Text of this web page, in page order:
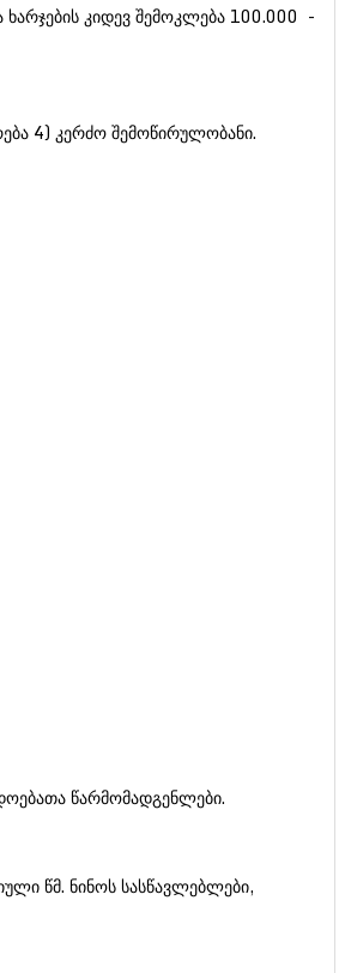
კიდევ შემოკლება 100.000 -
4) კერძო შემოწირულობანი.
წარმომადგენლები.
წმ. ნინოს სასწავლებლები,